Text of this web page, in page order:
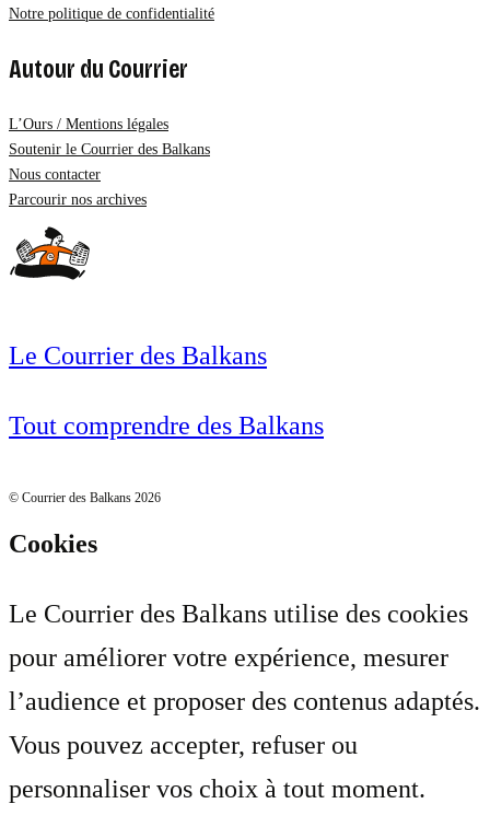
Notre politique de confidentialité
Autour du Courrier
L’Ours / Mentions légales
Soutenir le Courrier des Balkans
Nous contacter
Parcourir nos archives
Le Courrier des Balkans
Tout comprendre des Balkans
© Courrier des Balkans 2026
Cookies
Le Courrier des Balkans utilise des cookies
pour améliorer votre expérience, mesurer
l’audience et proposer des contenus adaptés.
Vous pouvez accepter, refuser ou
personnaliser vos choix à tout moment.